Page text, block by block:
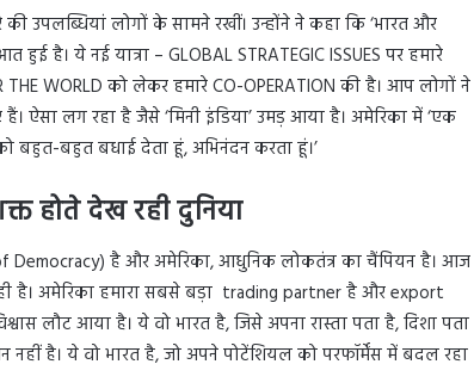
उपलब्धियां लोगों के सामने रखीं। उन्होंने ने कहा कि ‘भारत और
है। ये नई यात्रा – GLOBAL STRATEGIC ISSUES पर हमारे
THE WORLD को लेकर हमारे CO-OPERATION की है। आप लोगों ने
लग रहा है जैसे ‘मिनी इंडिया’ उमड़ आया है। अमेरिका में ‘एक
बहुत-बहुत बधाई देता हूं, अभिनंदन करता हूं।’
होते देख रही दुनिया
of Democracy) है और अमेरिका, आधुनिक लोकतंत्र का चैंपियन है। आज
है। अमेरिका हमारा सबसे बड़ा trading partner है और export
लौट आया है। ये वो भारत है, जिसे अपना रास्ता पता है, दिशा पता
है। ये वो भारत है, जो अपने पोटेंशियल को परफॉर्मेंस में बदल रहा